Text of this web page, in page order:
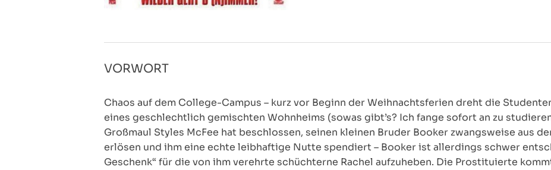
VORWORT
Chaos auf dem College-Campus – kurz vor Beginn der Weihnachtsferien dreht die
eines geschlechtlich gemischten Wohnheims (sowas gibt’s? Ich fange sofort an zu
Großmaul Styles McFee hat beschlossen, seinen kleinen Bruder Booker zwangsweise aus
erlösen und ihm eine echte leibhaftige Nutte spendiert – Booker ist allerdings schwer
Geschenk“ für die von ihm verehrte schüchterne Rachel aufzuheben. Die Prostituierte